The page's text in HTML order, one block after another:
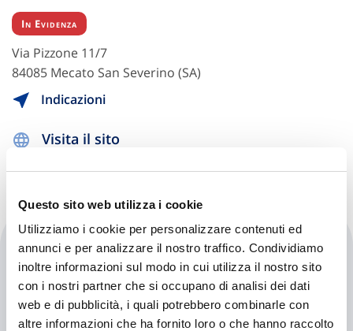
Questo sito web utilizza i cookie
Utilizziamo i cookie per personalizzare contenuti ed
annunci e per analizzare il nostro traffico. Condividiamo
inoltre informazioni sul modo in cui utilizza il nostro sito
con i nostri partner che si occupano di analisi dei dati
web e di pubblicità, i quali potrebbero combinarle con
altre informazioni che ha fornito loro o che hanno raccolto
In Evidenza
Via Pizzone 11/7
84085 Mecato San Severino (SA)
Indicazioni
Visita il sito
Genyio Servizi E Soluzioni
S.r.l.
In Evidenza